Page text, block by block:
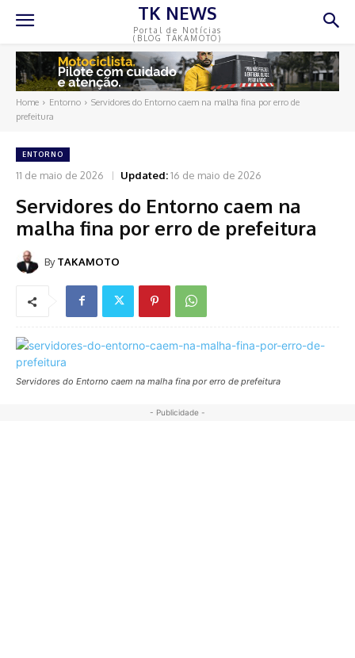
TK NEWS
Portal de Notícias
(BLOG TAKAMOTO)
Home Entorno
Servidores do Entorno caem na malha fina por erro de
prefeitura
ENTORNO
11 de maio de 2026 Updated:16 de maio de 2026
Servidores do Entorno caem na
malha fina por erro de prefeitura
By TAKAMOTO
Servidores do Entorno caem na malha fina por erro de prefeitura
- Publicidade -